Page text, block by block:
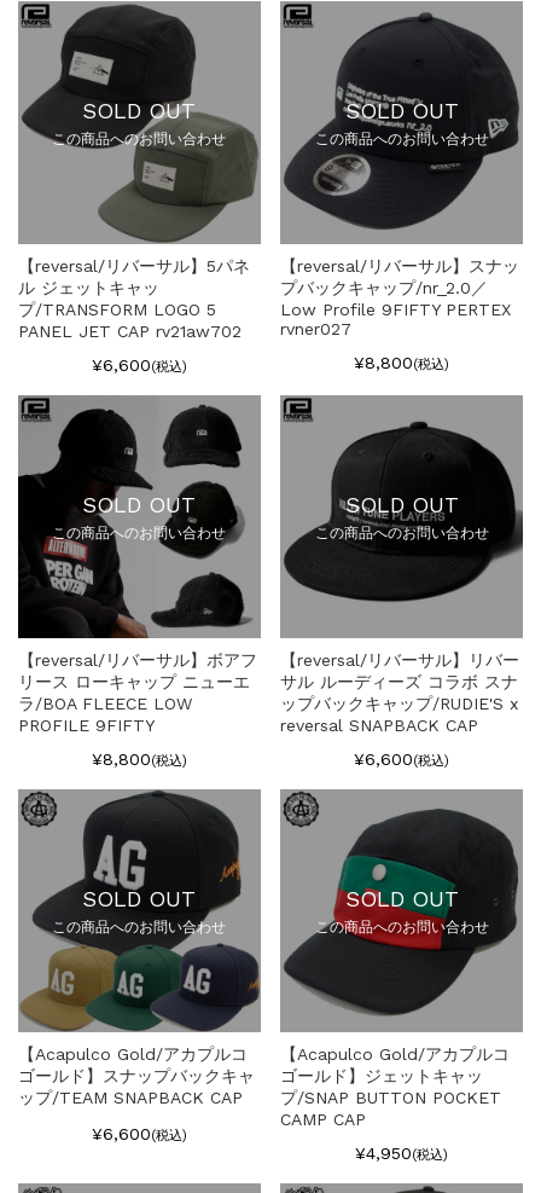
SOLD OUT
この商品へのお問い合わせ
【reversal/リバーサル】5パネ
ル ジェットキャッ
プ/TRANSFORM LOGO 5
PANEL JET CAP rv21aw702
¥6,600(税込)
SOLD OUT
この商品へのお問い合わせ
【reversal/リバーサル】スナッ
プバックキャップ/nr_2.0／
Low Profile 9FIFTY PERTEX
rvner027
¥8,800(税込)
SOLD OUT
この商品へのお問い合わせ
【reversal/リバーサル】ボアフ
リース ローキャップ ニューエ
ラ/BOA FLEECE LOW
PROFILE 9FIFTY
¥8,800(税込)
SOLD OUT
この商品へのお問い合わせ
【reversal/リバーサル】リバー
サル ルーディーズ コラボ スナ
ップバックキャップ/RUDIE'S x
reversal SNAPBACK CAP
¥6,600(税込)
SOLD OUT
この商品へのお問い合わせ
【Acapulco Gold/アカプルコ
ゴールド】スナップバックキャ
ップ/TEAM SNAPBACK CAP
¥6,600(税込)
SOLD OUT
この商品へのお問い合わせ
【Acapulco Gold/アカプルコ
ゴールド】ジェットキャッ
プ/SNAP BUTTON POCKET
CAMP CAP
¥4,950(税込)